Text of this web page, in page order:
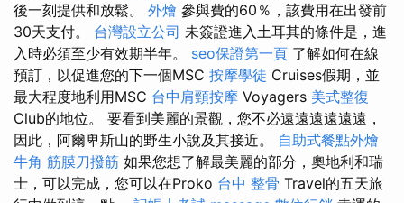
後一刻提供和放鬆。 外燴 參與費的60％，該費用在出發前
30天支付。 台灣設立公司 未簽證進入土耳其的條件是，進
入時必須至少有效期半年。 seo保證第一頁 了解如何在線
預訂，以促進您的下一個MSC 按摩學徒 Cruises假期，並
最大程度地利用MSC 台中肩頸按摩 Voyagers 美式整復
Club的地位。 要看到美麗的景觀，您不必遠遠遠遠遠遠，
因此，阿爾卑斯山的野生小說及其接近。 自助式餐點外燴
牛角 筋膜刀撥筋 如果您想了解最美麗的部分，奧地利和瑞
士，可以完成，您可以在Proko 台中 整骨 Travel的五天旅